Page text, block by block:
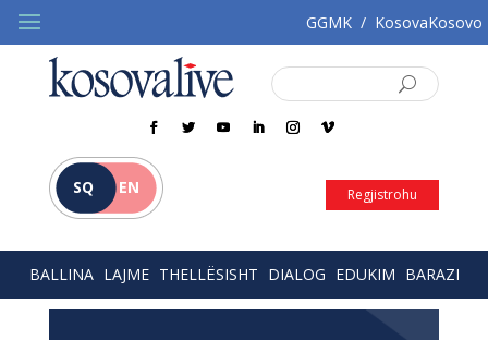
GGMK / KosovaKosovo
SQ EN Regjistrohu
BALLINA LAJME THELLËSISHT DIALOG EDUKIM BARAZI